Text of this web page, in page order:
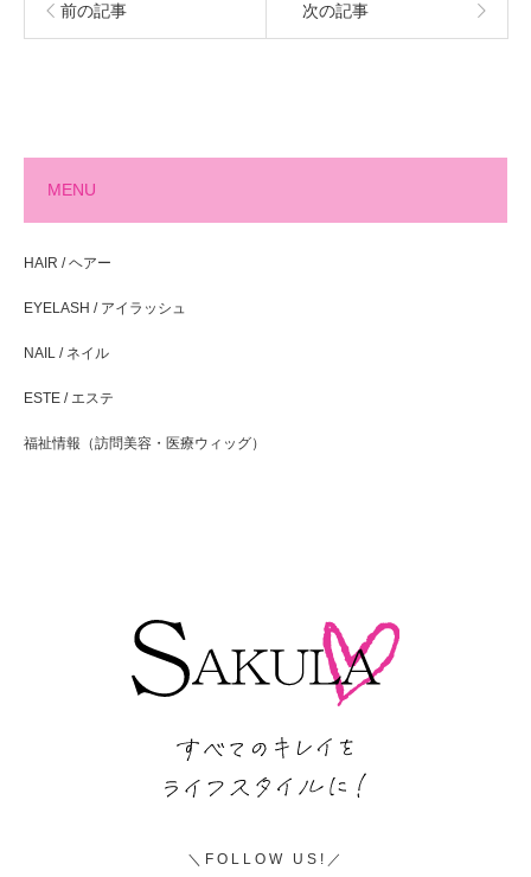
前の記事 次の記事
MENU
HAIR / ヘアー
EYELASH / アイラッシュ
NAIL / ネイル
ESTE / エステ
福祉情報（訪問美容・医療ウィッグ）
FOLLOW US!